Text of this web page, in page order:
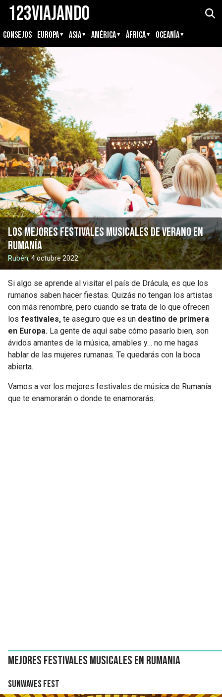
123Viajando
CONSEJOS EUROPA ASIA AMÉRICA ÁFRICA OCEANÍA
Los mejores festivales musicales de verano en
Rumanía
Rubén, 4 octubre 2022
Si algo se aprende al visitar el país de Drácula, es que los
rumanos saben hacer fiestas. Quizás no tengan los artistas
con más renombre, pero cuando se trata de lo que ofrecen
los festivales, te aseguro que es un destino de primera
en Europa. La gente de aquí sabe cómo pasarlo bien, son
ávidos amantes de la música, amables y… no me hagas
hablar de las mujeres rumanas. Te quedarás con la boca
abierta.
Vamos a ver los mejores festivales de música de Rumanía
que te enamorarán o donde te enamorarás.
Mejores festivales musicales en Rumania
Sunwaves Fest